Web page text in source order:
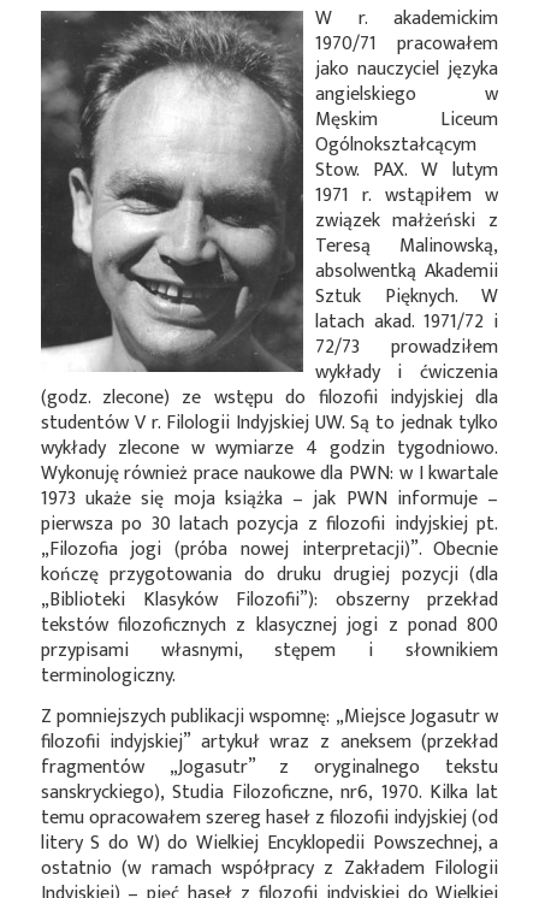
W r. akademickim
1970/71 pracowałem
jako nauczyciel języka
angielskiego w
Męskim Liceum
Ogólnokształcącym
Stow. PAX. W lutym
1971 r. wstąpiłem w
związek małżeński z
Teresą Malinowską,
absolwentką Akademii
Sztuk Pięknych. W
latach akad. 1971/72 i
72/73 prowadziłem
wykłady i ćwiczenia
(godz. zlecone) ze wstępu do filozofii indyjskiej dla
studentów V r. Filologii Indyjskiej UW. Są to jednak tylko
wykłady zlecone w wymiarze 4 godzin tygodniowo.
Wykonuję również prace naukowe dla PWN: w I kwartale
1973 ukaże się moja książka – jak PWN informuje –
pierwsza po 30 latach pozycja z filozofii indyjskiej pt.
„Filozofia jogi (próba nowej interpretacji)”. Obecnie
kończę przygotowania do druku drugiej pozycji (dla
„Biblioteki Klasyków Filozofii”): obszerny przekład
tekstów filozoficznych z klasycznej jogi z ponad 800
przypisami własnymi, stępem i słownikiem
terminologiczny.
Z pomniejszych publikacji wspomnę: „Miejsce Jogasutr w
filozofii indyjskiej” artykuł wraz z aneksem (przekład
fragmentów „Jogasutr” z oryginalnego tekstu
sanskryckiego), Studia Filozoficzne, nr6, 1970. Kilka lat
temu opracowałem szereg haseł z filozofii indyjskiej (od
litery S do W) do Wielkiej Encyklopedii Powszechnej, a
ostatnio (w ramach współpracy z Zakładem Filologii